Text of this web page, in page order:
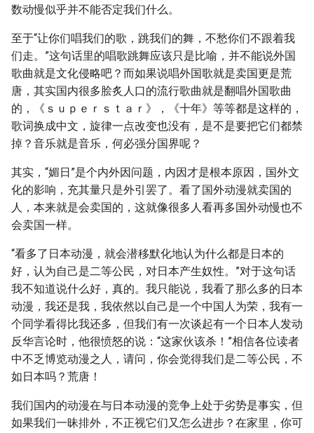
数动慢似乎并不能否定我们什么。
至于“让你们唱我们的歌，跳我们的舞，不愁你们不跟着我
们走。”这句话里的唱歌跳舞应该只是比喻，并不能说外国
歌曲就是文化侵略吧？而如果说唱外国歌就是卖国更是荒
唐，其实国内很多脍炙人口的流行歌曲就是翻唱外国歌曲
的，《ｓｕｐｅｒｓｔａｒ》，《十年》等等都是这样的，
歌词换成中文，旋律一点改变也没有，是不是要把它们都禁
掉？音乐就是音乐，何必强分国界呢？
其实，“媚日”是个内外因问题，内因才是根本原因，国外文
化的影响，充其量只是外引罢了。看了国外动漫就卖国的
人，本来就是会卖国的，这就像很多人看再多国外动慢也不
会卖国一样。
“看多了日本动漫，就会潜移默化地认为什么都是日本的
好，认为自己是二等公民，对日本产生奴性。”对于这句话
我不知道说什么好，真的。我只能说，我看了那么多的日本
动漫，我还是我，我依然以自己是一个中国人为荣，我有一
个同学看得比我还多，但我们有一次谈起有一个日本人发动
反华言论时，他很愤怒的说：“这家伙该杀！”相信各位读者
中不乏博览动漫之人，请问，你会觉得我们是二等公民，不
如日本吗？荒唐！
我们国内的动漫在与日本动漫的竞争上处于劣势是事实，但
如果我们一昧排外，不正视它们又怎么进步？在家里，你可